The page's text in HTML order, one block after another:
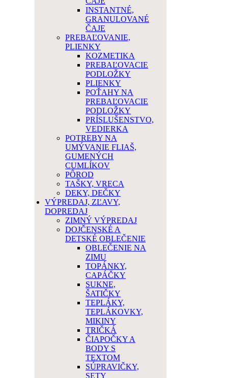
INSTANTNÉ,
GRANULOVANÉ
ČAJE
PREBAĽOVANIE,
PLIENKY
KOZMETIKA
PREBAĽOVACIE
PODLOŽKY
PLIENKY
POŤAHY NA
PREBAĽOVACIE
PODLOŽKY
PRÍSLUŠENSTVO,
VEDIERKA
POTREBY NA
UMÝVANIE FLIAŠ,
GUMENÝCH
CUMLÍKOV
PÔROD
TAŠKY, VRECA
DEKY, DEČKY
VÝPREDAJ, ZĽAVY,
DOPREDAJ
ZIMNÝ VÝPREDAJ
DOJČENSKÉ A
DETSKÉ OBLEČENIE
OBLEČENIE NA
ZIMU
TOPÁNKY,
CAPÁČKY
SUKNE,
ŠATIČKY
TEPLÁKY,
TEPLÁKOVKY,
MIKINY
TRIČKÁ
ČIAPOČKY A
BODY S
TEXTOM
SÚPRAVIČKY,
SETY